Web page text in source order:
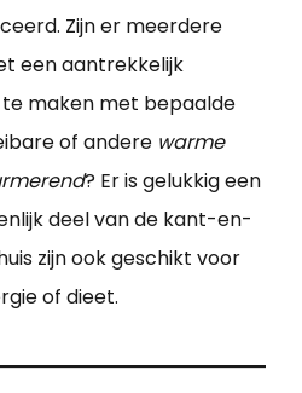
Zijn er meerdere
een aantrekkelijk
maken met bepaalde
of andere warme
? Er is gelukkig een
deel van de kant-en-
zijn ook geschikt voor
of dieet.